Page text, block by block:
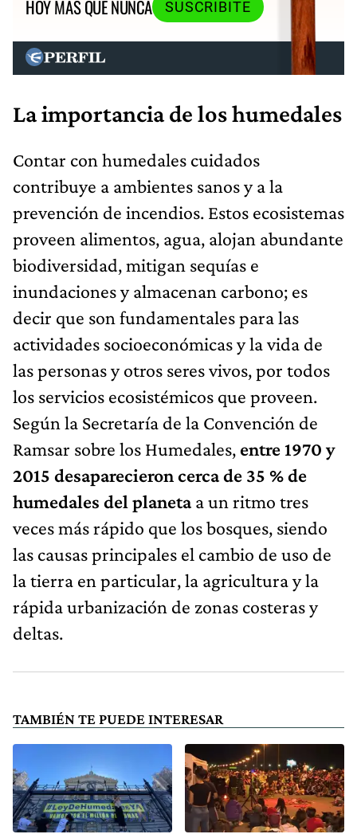
HOY MÁS QUE NUNCA SUSCRIBITE
La importancia de los humedales
Contar con humedales cuidados
contribuye a ambientes sanos y a la
prevención de incendios. Estos ecosistemas
proveen alimentos, agua, alojan abundante
biodiversidad, mitigan sequías e
inundaciones y almacenan carbono; es
decir que son fundamentales para las
actividades socioeconómicas y la vida de
las personas y otros seres vivos, por todos
los servicios ecosistémicos que proveen.
Según la Secretaría de la Convención de
Ramsar sobre los Humedales, entre 1970 y
2015 desaparecieron cerca de 35 % de
humedales del planetaa un ritmo tres
veces más rápido que los bosques, siendo
las causas principales el cambio de uso de
la tierra en particular, la agricultura y la
rápida urbanización de zonas costeras y
deltas.
TAMBIÉN TE PUEDE INTERESAR